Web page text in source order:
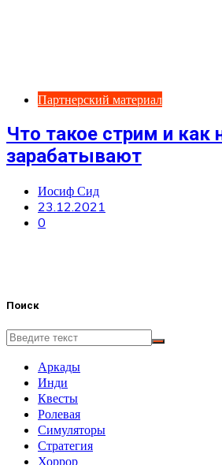
Партнерский материал
Что такое стрим и как
зарабатывают
Иосиф Сид
23.12.2021
0
Поиск
Аркады
Инди
Квесты
Ролевая
Симуляторы
Стратегия
Хоррор